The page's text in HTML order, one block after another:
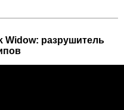
Widow: разрушитель